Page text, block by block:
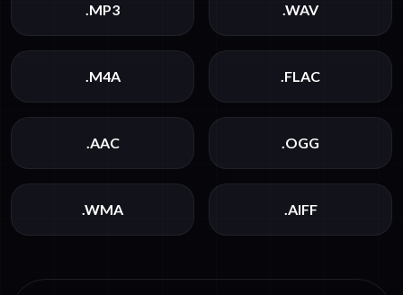
.MP3 .WAV
.M4A .FLAC
.AAC .OGG
.WMA .AIFF